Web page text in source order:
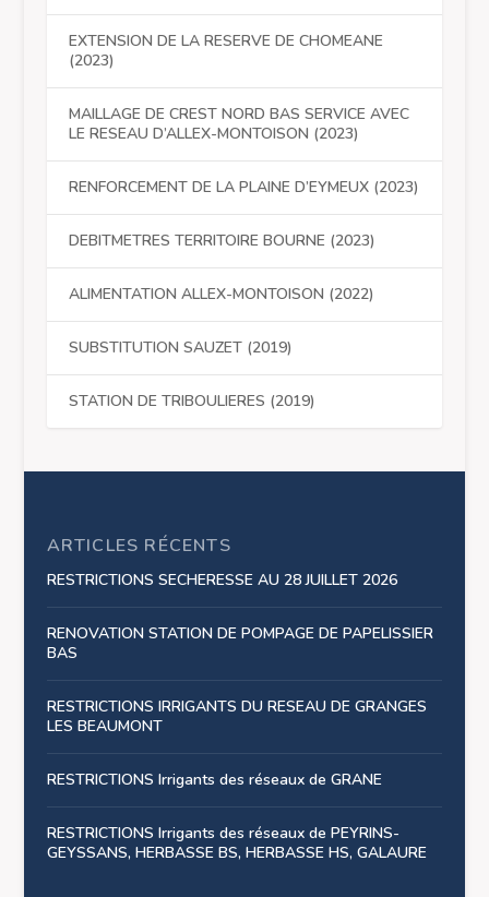
EXTENSION DE LA RESERVE DE CHOMEANE
(2023)
MAILLAGE DE CREST NORD BAS SERVICE AVEC
LE RESEAU D’ALLEX-MONTOISON (2023)
RENFORCEMENT DE LA PLAINE D’EYMEUX (2023)
DEBITMETRES TERRITOIRE BOURNE (2023)
ALIMENTATION ALLEX-MONTOISON (2022)
SUBSTITUTION SAUZET (2019)
STATION DE TRIBOULIERES (2019)
ARTICLES RÉCENTS
RESTRICTIONS SECHERESSE AU 28 JUILLET 2026
RENOVATION STATION DE POMPAGE DE PAPELISSIER
BAS
RESTRICTIONS IRRIGANTS DU RESEAU DE GRANGES
LES BEAUMONT
RESTRICTIONS Irrigants des réseaux de GRANE
RESTRICTIONS Irrigants des réseaux de PEYRINS-
GEYSSANS, HERBASSE BS, HERBASSE HS, GALAURE